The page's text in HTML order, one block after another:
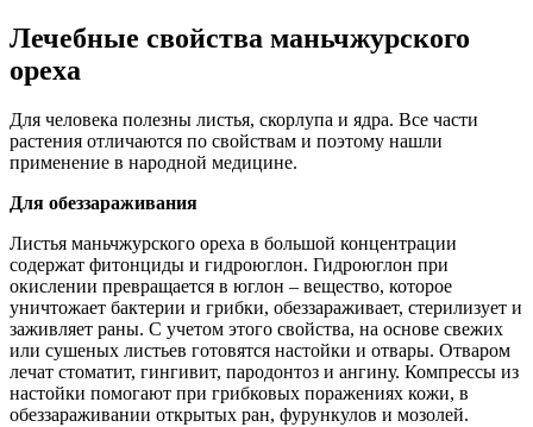
Лечебные свойства маньчжурского
ореха
Для человека полезны листья, скорлупа и ядра. Все части
растения отличаются по свойствам и поэтому нашли
применение в народной медицине.
Для обеззараживания
Листья маньчжурского ореха в большой концентрации
содержат фитонциды и гидроюглон. Гидроюглон при
окислении превращается в юглон – вещество, которое
уничтожает бактерии и грибки, обеззараживает, стерилизует и
заживляет раны. С учетом этого свойства, на основе свежих
или сушеных листьев готовятся настойки и отвары. Отваром
лечат стоматит, гингивит, пародонтоз и ангину. Компрессы из
настойки помогают при грибковых поражениях кожи, в
обеззараживании открытых ран, фурункулов и мозолей.